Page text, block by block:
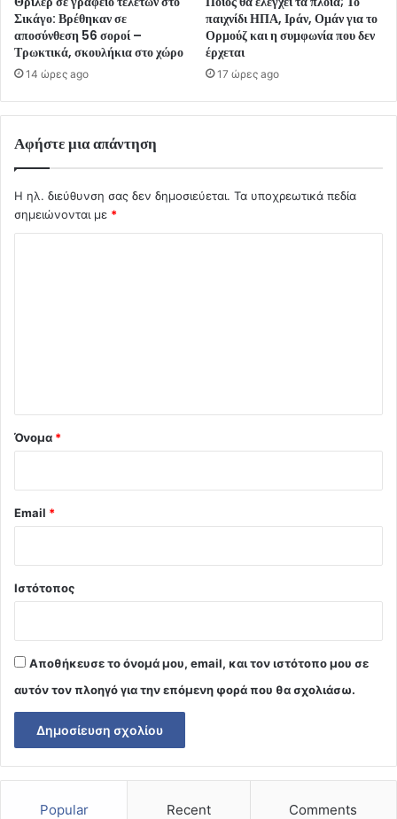
Σικάγο: Βρέθηκαν σε
αποσύνθεση 56 σοροί –
Τρωκτικά, σκουλήκια στο χώρο
14 ώρες ago
παιχνίδι ΗΠΑ, Ιράν, Ομάν για το
Ορμούζ και η συμφωνία που δεν
έρχεται
17 ώρες ago
Αφήστε μια απάντηση
Η ηλ. διεύθυνση σας δεν δημοσιεύεται. Τα υποχρεωτικά πεδία
σημειώνονται με *
Όνομα *
Email *
Ιστότοπος
Αποθήκευσε το όνομά μου, email, και τον ιστότοπο μου σε
αυτόν τον πλοηγό για την επόμενη φορά που θα σχολιάσω.
Popular Recent Comments